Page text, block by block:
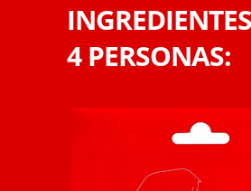
4 PERSONAS: